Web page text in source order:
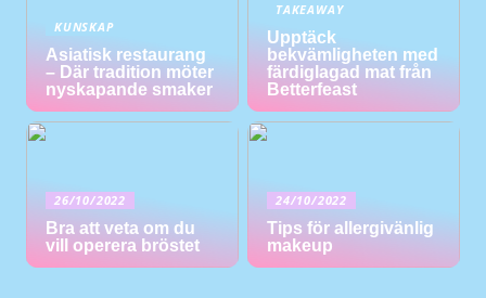
KUNSKAP
Asiatisk restaurang
– Där tradition möter
nyskapande smaker
TAKEAWAY
Upptäck
bekvämligheten med
färdiglagad mat från
Betterfeast
26/10/2022
Bra att veta om du
vill operera bröstet
24/10/2022
Tips för allergivänlig
makeup